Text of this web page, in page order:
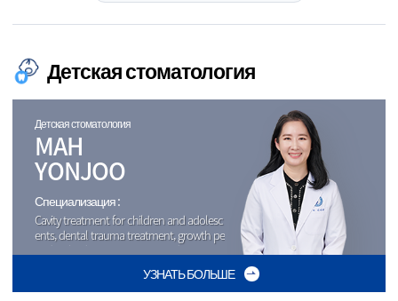
Детская стоматология
Детская стоматология
MAH
YONJOO
Специализация :
Cavity treatment for children and adolesc
ents, dental trauma treatment, growth pe
riod orthodontic treatment, sedation
УЗНАТЬ БОЛЬШЕ